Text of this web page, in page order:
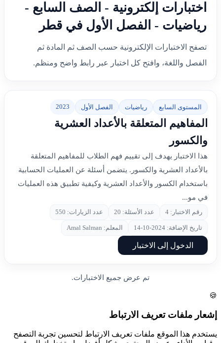
اختبارات إلكترونية - الصف السابع -
رياضيات - الفصل الأول في قطر
تصفح الاختبارات الإلكترونية حسب الصف ثم المادة ثم
الفصل واللغة، وافتح كل اختبار عبر رابط واضح ومنظم.
المستوى السابع رياضيات الفصل الأول 2023
المفاهيم المتعلقة بالأعداد العشرية
والكسور
هذا الاختبار يهدف إلى تقييم فهم الطلاب للمفاهيم المتعلقة
بالأعداد العشرية والكسور. يتضمن أسئلة عن العمليات الحسابية
باستخدام الكسور والأعداد العشرية وكيفية تطبيق هذه العمليات
في مو...
رقم الاختبار: 4 عدد الأسئلة: 20 عدد الزيارات: 550
تاريخ الإضافة: 2024-10-14 المعلم: Amal Salman
الدخول إلى الاختبار
تم عرض جميع الاختبارات.
🍪
إشعار ملفات تعريف الارتباط
يستخدم هذا الموقع ملفات تعريف الارتباط لتحسين تجربة التصفح